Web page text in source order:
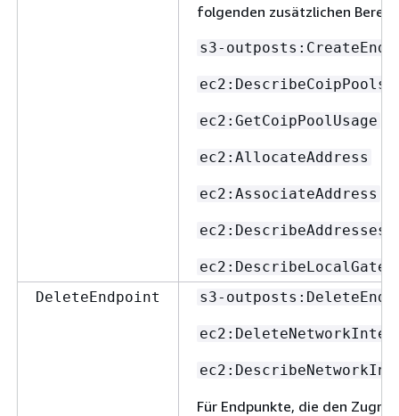
folgenden zusätzlichen
s3-
ec2:DescribeCoipPools
ec2:GetCoipPoolUsage
ec2:AllocateAddress
ec2:AssociateAddress
ec2:DescribeAddresses
DeleteEndpoint
s3-
Für Endpunkte, die den